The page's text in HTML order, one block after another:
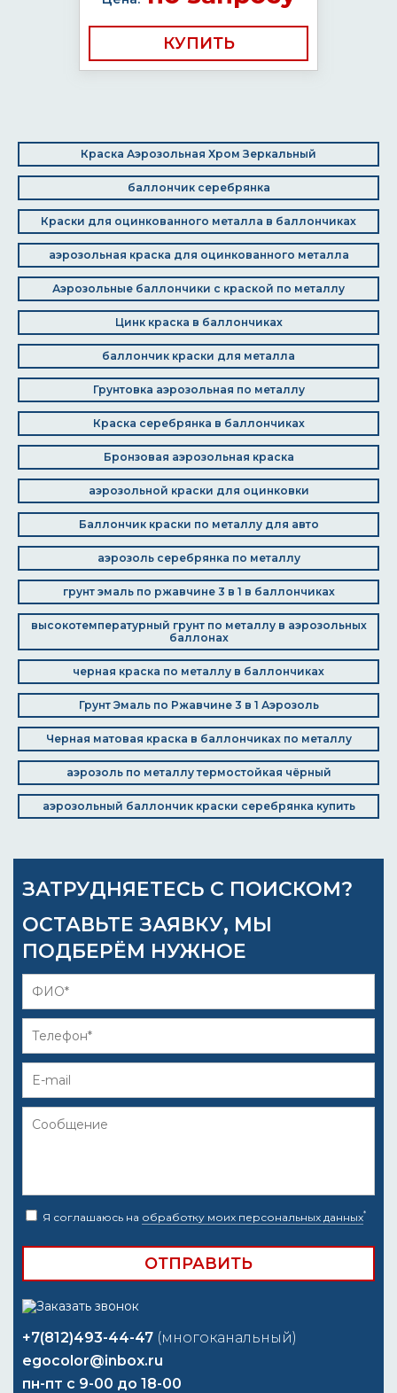
КУПИТЬ
Краска Аэрозольная Хром Зеркальный
баллончик серебрянка
Краски для оцинкованного металла в баллончиках
аэрозольная краска для оцинкованного металла
Аэрозольные баллончики с краской по металлу
Цинк краска в баллончиках
баллончик краски для металла
Грунтовка аэрозольная по металлу
Краска серебрянка в баллончиках
Бронзовая аэрозольная краска
аэрозольной краски для оцинковки
Баллончик краски по металлу для авто
аэрозоль серебрянка по металлу
грунт эмаль по ржавчине 3 в 1 в баллончиках
высокотемпературный грунт по металлу в аэрозольных
баллонах
черная краска по металлу в баллончиках
Грунт Эмаль по Ржавчине 3 в 1 Аэрозоль
Черная матовая краска в баллончиках по металлу
аэрозоль по металлу термостойкая чёрный
аэрозольный баллончик краски серебрянка купить
ЗАТРУДНЯЕТЕСЬ С ПОИСКОМ?
ОСТАВЬТЕ ЗАЯВКУ, МЫ
ПОДБЕРЁМ НУЖНОЕ
Я соглашаюсь на обработку моих персональных данных*
+7(812)493-44-47 (многоканальный)
egocolor@inbox.ru
пн-пт с 9-00 до 18-00